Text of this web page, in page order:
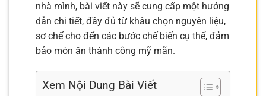
nhà mình, bài viết này sẽ cung cấp một hướng
dẫn chi tiết, đầy đủ từ khâu chọn nguyên liệu,
sơ chế cho đến các bước chế biến cụ thể, đảm
bảo món ăn thành công mỹ mãn.
Xem Nội Dung Bài Viết